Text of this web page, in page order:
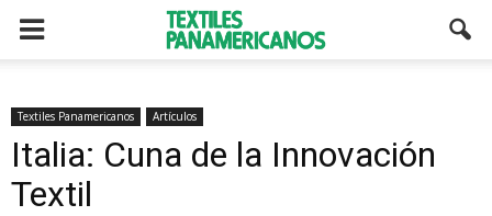
Textiles Panamericanos Artículos
Italia: Cuna de la Innovación
Textil